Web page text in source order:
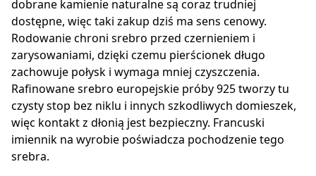
dobrane kamienie naturalne są coraz trudniej
dostępne, więc taki zakup dziś ma sens cenowy.
Rodowanie chroni srebro przed czernieniem i
zarysowaniami, dzięki czemu pierścionek długo
zachowuje połysk i wymaga mniej czyszczenia.
Rafinowane srebro europejskie próby 925 tworzy tu
czysty stop bez niklu i innych szkodliwych domieszek,
więc kontakt z dłonią jest bezpieczny. Francuski
imiennik na wyrobie poświadcza pochodzenie tego
srebra.